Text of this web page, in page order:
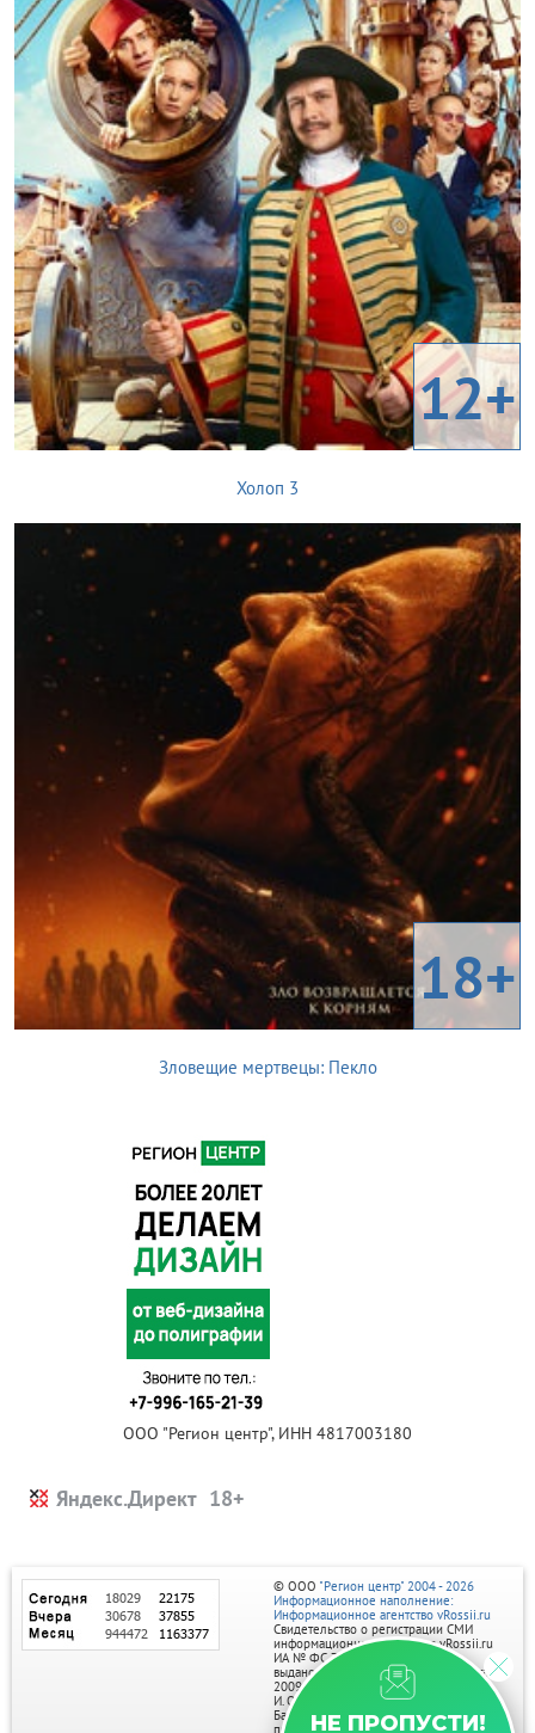
12+
Холоп 3
18+
Зловещие мертвецы: Пекло
ООО "Регион центр", ИНН 4817003180
Яндекс.Директ
НЕ ПРОПУСТИ!
© ООО "Регион центр" 2004 - 2026
Информационное наполнение:
Информационное агентство vRossii.ru
Свидетельство о регистрации СМИ
информационного агентства vRossii.ru
ИА № ФС 77‑35502
выдано РОСКОМНАДЗОРом 04 марта
2009г.
И. О. Главного редактора Нарыков А. Н.
Баннеры на портале размещаются на
правах рекламы.